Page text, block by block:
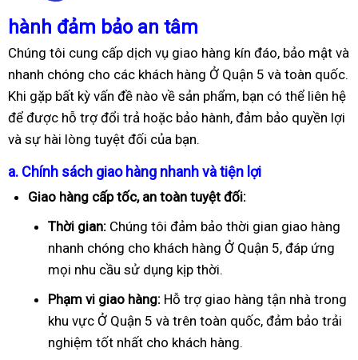
hành đảm bảo an tâm
Chúng tôi cung cấp dịch vụ giao hàng kín đáo, bảo mật và
nhanh chóng cho các khách hàng Ở Quận 5 và toàn quốc.
Khi gặp bất kỳ vấn đề nào về sản phẩm, bạn có thể liên hệ
để được hỗ trợ đổi trả hoặc bảo hành, đảm bảo quyền lợi
và sự hài lòng tuyệt đối của bạn.
a. Chính sách giao hàng nhanh và tiện lợi
Giao hàng cấp tốc, an toàn tuyệt đối:
Thời gian: Chúng tôi đảm bảo thời gian giao hàng
nhanh chóng cho khách hàng Ở Quận 5, đáp ứng
mọi nhu cầu sử dụng kịp thời.
Phạm vi giao hàng: Hỗ trợ giao hàng tận nhà trong
khu vực Ở Quận 5 và trên toàn quốc, đảm bảo trải
nghiệm tốt nhất cho khách hàng.